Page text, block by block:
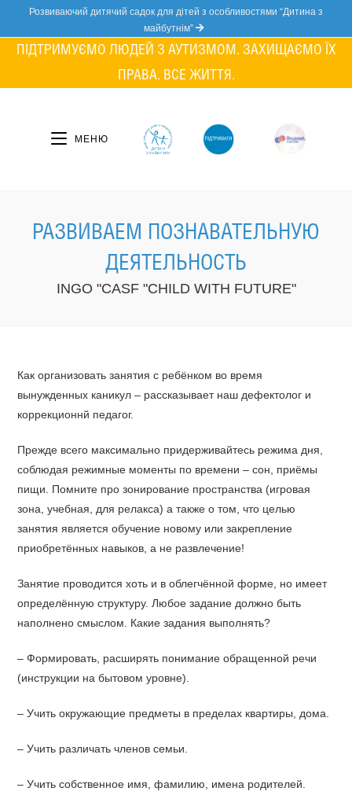
content
Розвиваючий дитячий садок для дітей з особливостями “Дитина з
майбутнім”
ПІДТРИМУЄМО ЛЮДЕЙ З АУТИЗМОМ. ЗАХИЩАЄМО ЇХ
ПРАВА. ВСЕ ЖИТТЯ.
МЕНЮ
РАЗВИВАЕМ ПОЗНАВАТЕЛЬНУЮ
ДЕЯТЕЛЬНОСТЬ
INGO "CASF "CHILD WITH FUTURE"
Как организовать занятия с ребёнком во время
вынужденных каникул – рассказывает наш дефектолог и
коррекционнй педагог.
Прежде всего максимально придерживайтесь режима дня,
соблюдая режимные моменты по времени – сон, приёмы
пищи. Помните про зонирование пространства (игровая
зона, учебная, для релакса) а также о том, что целью
занятия является обучение новому или закрепление
приобретённых навыков, а не развлечение!
Занятие проводится хоть и в облегчённой форме, но имеет
определённую структуру. Любое задание должно быть
наполнено смыслом. Какие задания выполнять?
– Формировать, расширять понимание обращенной речи
(инструкции на бытовом уровне).
– Учить окружающие предметы в пределах квартиры, дома.
– Учить различать членов семьи.
– Учить собственное имя, фамилию, имена родителей.